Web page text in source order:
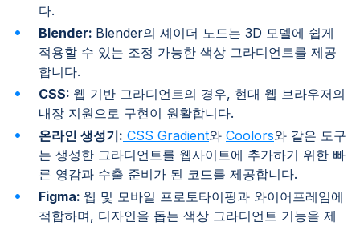
다.
Blender: Blender의 셰이더 노드는 3D 모델에 쉽게
적용할 수 있는 조정 가능한 색상 그라디언트를 제공
합니다.
CSS: 웹 기반 그라디언트의 경우, 현대 웹 브라우저의
내장 지원으로 구현이 원활합니다.
온라인 생성기: CSS Gradient와 Coolors와 같은 도구
는 생성한 그라디언트를 웹사이트에 추가하기 위한 빠
른 영감과 수출 준비가 된 코드를 제공합니다.
Figma: 웹 및 모바일 프로토타이핑과 와이어프레임에
적합하며, 디자인을 돕는 색상 그라디언트 기능을 제